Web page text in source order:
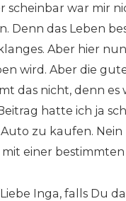
scheinbar war mir
Denn das Leben
Aber hier
wird. Aber die
das nicht, denn
hatte ich ja
zu kaufen. Nein
einer bestimmten
Inga, falls Du